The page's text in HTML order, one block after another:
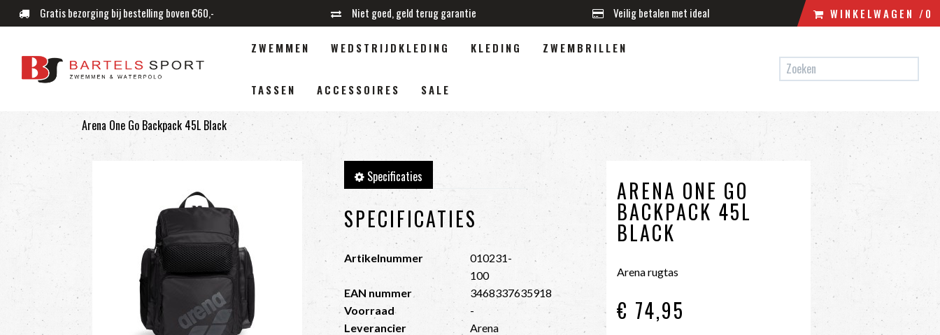
Gratis bezorging bij bestelling boven €60,- Niet goed, geld terug garantie Veilig betalen met ideal WINKELWAGEN /0
WINKELWAGEN
UW WINKELWAGEN IS LEEG.
VUL HEM MET PRODUCTEN.
ZWEMMEN WEDSTRIJDKLEDING KLEDING ZWEMBRILLEN
TASSEN ACCESSOIRES SALE
Arena One Go Backpack 45L Black
Specificaties
SPECIFICATIES
Artikelnummer
010231-
100
EAN nummer
3468337635918
Voorraad
-
Leverancier
Arena
ARENA ONE GO
BACKPACK 45L
BLACK
Arena rugtas
€ 74,95